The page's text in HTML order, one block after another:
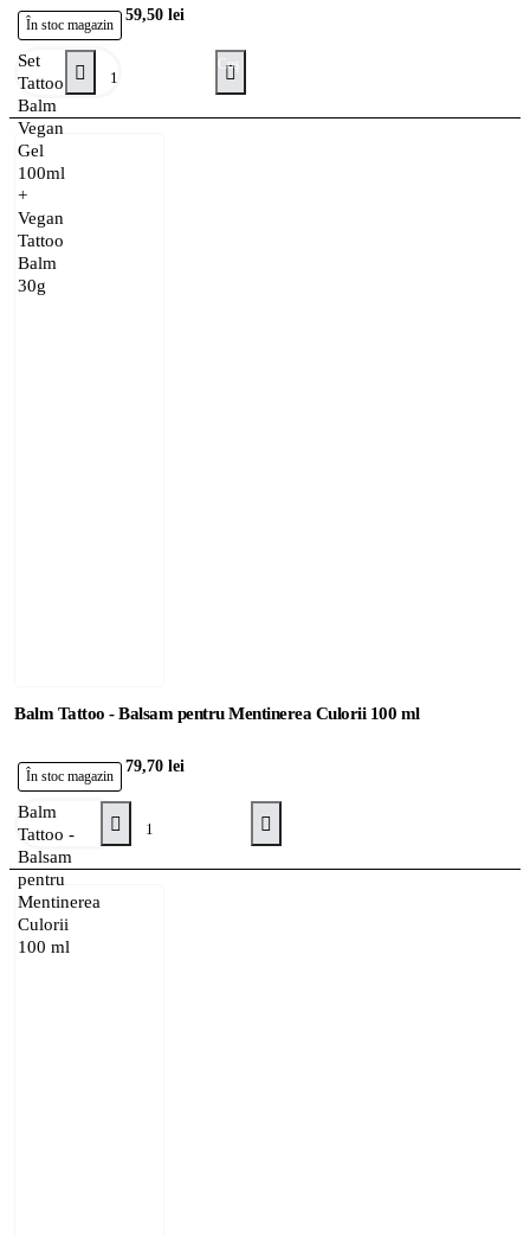
În stoc magazin
59,50 lei
Set
Tattoo
Balm
Vegan
Gel
100ml
+
Vegan
Tattoo
Balm
30g
Adaugă în Coş
Balm Tattoo - Balsam pentru Mentinerea Culorii 100 ml
În stoc magazin
79,70 lei
Balm
Tattoo -
Balsam
pentru
Mentinerea
Culorii
100 ml